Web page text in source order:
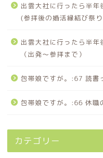
出雲大社に行ったら半
(参拝後の婚活縁結び祭
出雲大社に行ったら半
（出発〜参拝まで）
包帯娘ですが。:67 読書
包帯娘ですが。:66 休職
カテゴリー